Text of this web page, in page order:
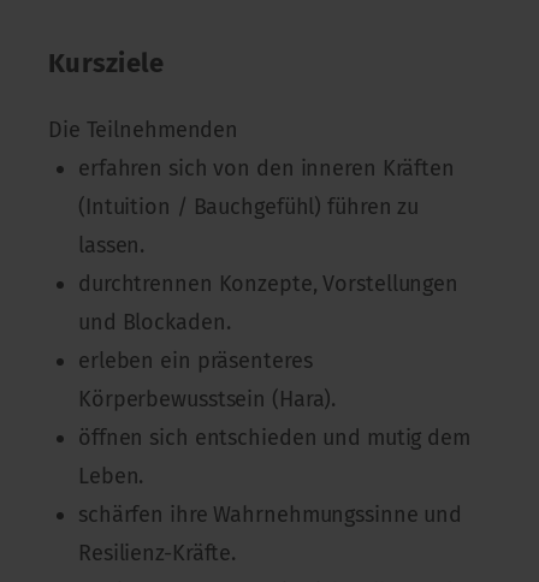
Kursziele
Die Teilnehmenden
erfahren sich von den inneren Kräften
(Intuition / Bauchgefühl) führen zu
lassen.
durchtrennen Konzepte, Vorstellungen
und Blockaden.
erleben ein präsenteres
Körperbewusstsein (Hara).
öffnen sich entschieden und mutig dem
Leben.
schärfen ihre Wahrnehmungssinne und
Resilienz-Kräfte.